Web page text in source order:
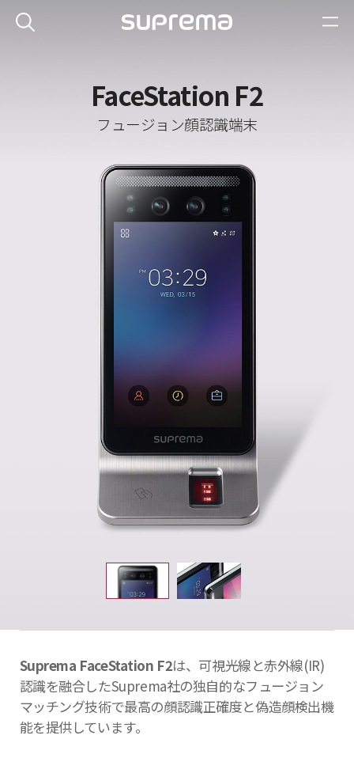
FaceStation F2
フュージョン顔認識端末
Suprema FaceStation F2は、可視光線と赤外線(IR)
認識を融合したSuprema社の独自的なフュージョン
マッチング技術で最高の顔認識正確度と偽造顔検出機
能を提供しています。